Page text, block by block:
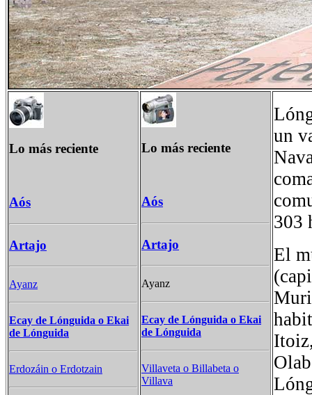
Lo más reciente
Aós
Artajo
Ayanz
Ecay de Lónguida o Ekai
de Lónguida
Erdozáin o Erdotzain
Lo más reciente
Aós
Artajo
Ayanz
Ecay de Lónguida o Ekai
de Lónguida
Villaveta o Billabeta o
Villava
un
303
El